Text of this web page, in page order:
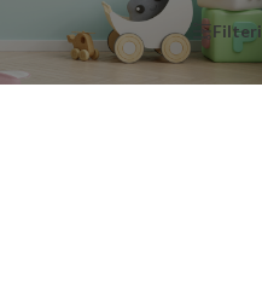
Filteri